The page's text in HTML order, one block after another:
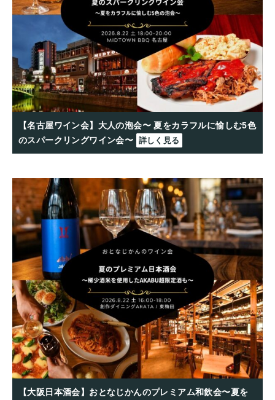
【名古屋ワイン会】大人の泡会〜 夏をカラフルに愉しむ5色
のスパークリングワイン会〜 詳しく見る
【大阪日本酒会】おとなじかんのプレミアム和飲会〜夏を